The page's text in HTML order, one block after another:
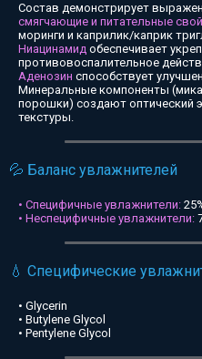
Состав демонстрирует
смягчающие и питательные
моринги и каприлик/каприк
Ниацинамид обеспечивает
противовоспалительное
Аденозин способствует
Минеральные компоненты
порошки) создают оптический
текстуры.
💦 Баланс увлажнителей
• Специфичные увлажнители:
• Неспецифичные увлажнители:
💧 Специфические
• Glycerin
• Butylene Glycol
• Pentylene Glycol